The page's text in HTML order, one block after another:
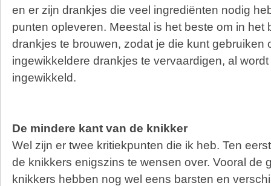
en er zijn drankjes die veel ingrediënten nodig
punten opleveren. Meestal is het beste om in het
drankjes te brouwen, zodat je die kunt gebruiken
ingewikkeldere drankjes te vervaardigen, al
ingewikkeld.
De mindere kant van de knikker
Wel zijn er twee kritiekpunten die ik heb. Ten
de knikkers enigszins te wensen over. Vooral de
knikkers hebben nog wel eens barsten en